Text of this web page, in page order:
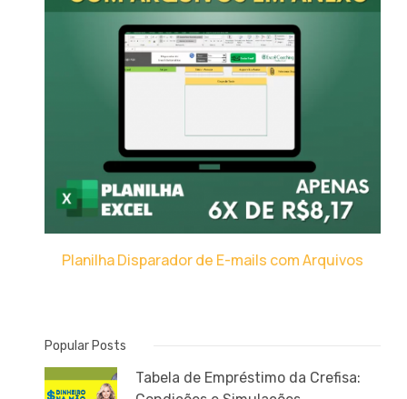
Planilha Disparador de E-mails com Arquivos
Popular Posts
Tabela de Empréstimo da Crefisa: